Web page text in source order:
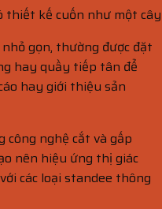
thiết kế cuốn như một
gọn, thường được đặt
hay quầy tiếp tân để
hay giới thiệu sản
công nghệ cắt và gấp
nên hiệu ứng thị giác
các loại standee thông